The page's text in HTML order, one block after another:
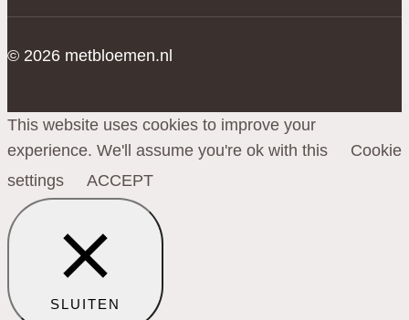
© 2026 metbloemen.nl
This website uses cookies to improve your
experience. We'll assume you're ok with this
Cookie
settings
ACCEPT
SLUITEN